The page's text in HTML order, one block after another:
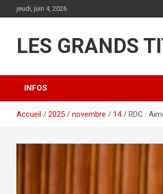
au
jeudi, juin 4, 2026
LES GRANDS
INFOS
Accueil 2025 novembre 14 RDC :